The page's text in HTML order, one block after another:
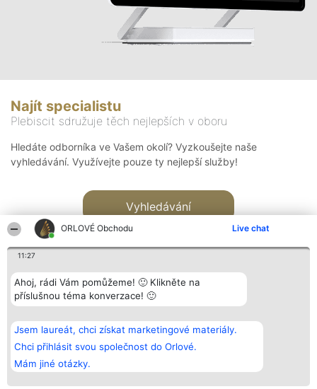
ORLOVÉ Obchodu Live chat
11:27
Ahoj, rádi Vám pomůžeme! 🙂 Klikněte na
příslušnou téma konverzace! 🙂
Jsem laureát, chci získat marketingové materiály.
Chci přihlásit svou společnost do Orlové.
Mám jiné otázky.
Najít specialistu
Plebiscit sdružuje těch nejlepších v oboru
Hledáte odborníka ve Vašem okolí? Vyzkoušejte naše
vyhledávání. Využívejte pouze ty nejlepší služby!
Vyhledávání
Bright Side Solutions sp. z o.
o. sp. k.
ul. Ruska 22
Wrocław 50-079
KRS 0000749100 | Regon
381313360 | NIP 8943132676
Vítězové
Seznam všech
laureátů
Zásady
Zásady
Kontakt